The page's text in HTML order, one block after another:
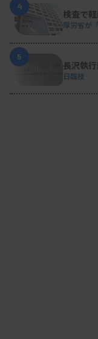
4
検査で
厚労省が
5
長沢執
日臨技